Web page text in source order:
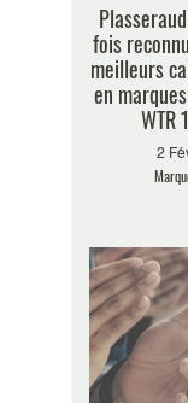
fois
meilleurs
en
WTR
2